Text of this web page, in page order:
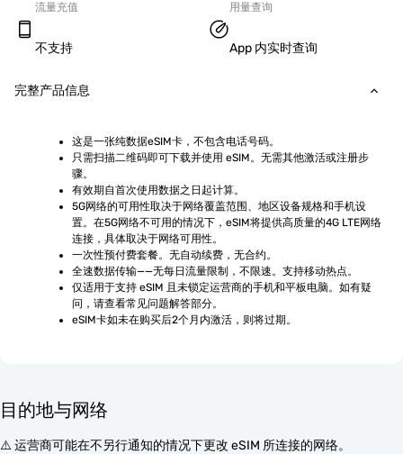
流量充值
不支持
用量查询
App 内实时查询
完整产品信息
这是一张纯数据eSIM卡，不包含电话号码。
只需扫描二维码即可下载并使用 eSIM。无需其他激活或注册步
骤。
有效期自首次使用数据之日起计算。
5G网络的可用性取决于网络覆盖范围、地区设备规格和手机设
置。在5G网络不可用的情况下，eSIM将提供高质量的4G LTE网络
连接，具体取决于网络可用性。
一次性预付费套餐。无自动续费，无合约。
全速数据传输——无每日流量限制，不限速。支持移动热点。
仅适用于支持 eSIM 且未锁定运营商的手机和平板电脑。如有疑
问，请查看常见问题解答部分。
eSIM卡如未在购买后2个月内激活，则将过期。
目的地与网络
⚠️ 运营商可能在不另行通知的情况下更改 eSIM 所连接的网络。